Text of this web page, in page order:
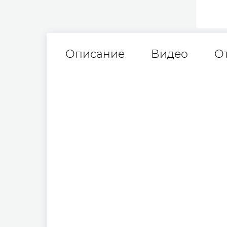
Описание Видео